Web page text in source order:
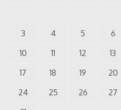
3
4 5 6
10
11 12 13
17
18 19 20
24
25 26 27